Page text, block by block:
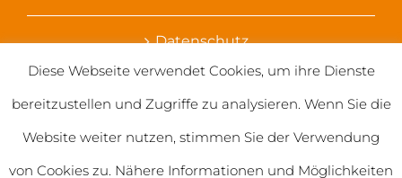
Datenschutz
Diese Webseite verwendet Cookies, um ihre Dienste
bereitzustellen und Zugriffe zu analysieren. Wenn Sie die
Website weiter nutzen, stimmen Sie der Verwendung
von Cookies zu. Nähere Informationen und Möglichkeiten